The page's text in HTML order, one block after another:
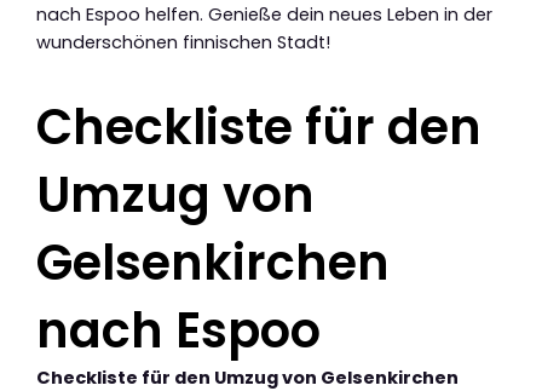
nach Espoo helfen. Genieße dein neues Leben in der
wunderschönen finnischen Stadt!
Checkliste für den
Umzug von
Gelsenkirchen
nach Espoo
Checkliste für den Umzug von Gelsenkirchen